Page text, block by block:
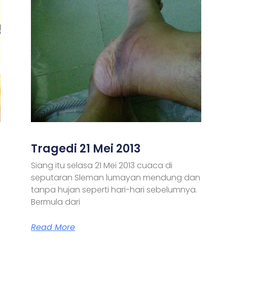
Tragedi 21 Mei 2013
Siang itu selasa 21 Mei 2013 cuaca di
seputaran Sleman lumayan mendung dan
tanpa hujan seperti hari-hari sebelumnya.
Bermula dari
Read More